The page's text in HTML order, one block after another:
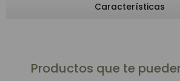
Características
Productos que te